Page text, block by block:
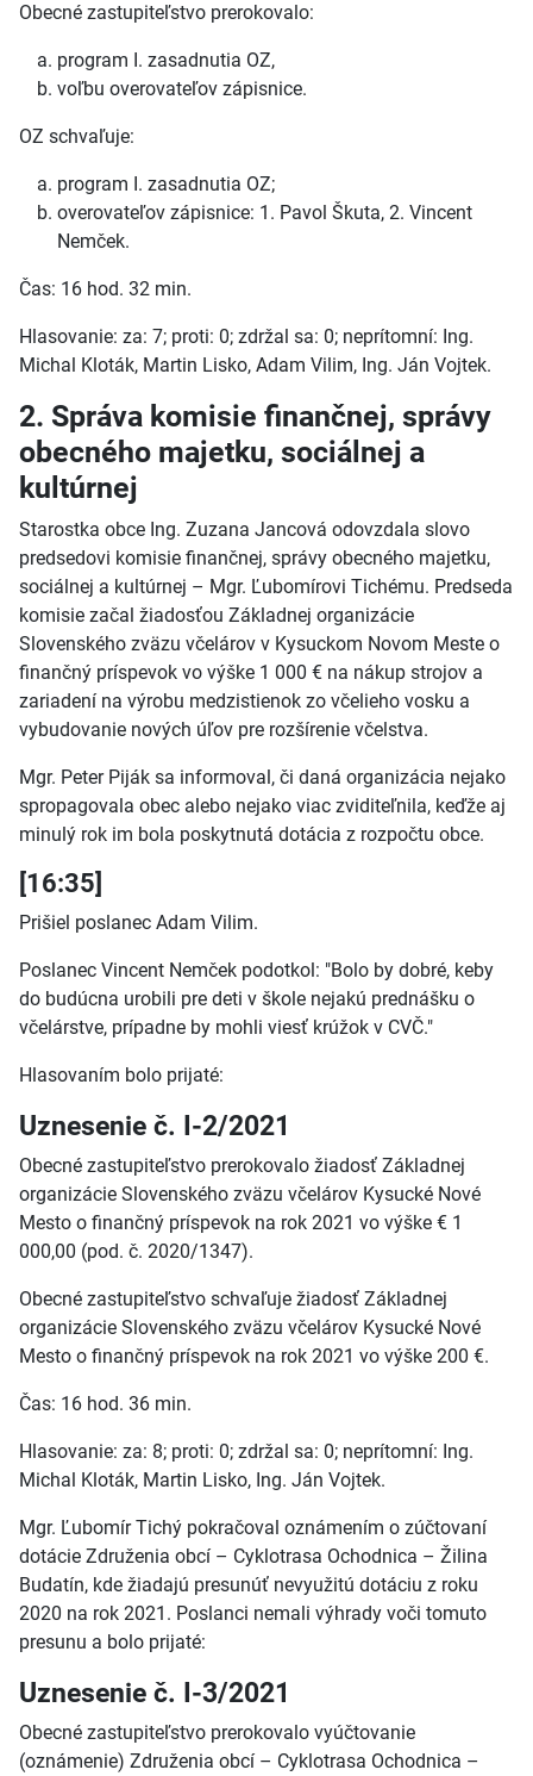
Obecné zastupiteľstvo prerokovalo:
program I. zasadnutia OZ,
voľbu overovateľov zápisnice.
OZ schvaľuje:
program I. zasadnutia OZ;
overovateľov zápisnice: 1. Pavol Škuta, 2. Vincent
Nemček.
Čas: 16 hod. 32 min.
Hlasovanie: za: 7; proti: 0; zdržal sa: 0; neprítomní: Ing.
Michal Kloták, Martin Lisko, Adam Vilim, Ing. Ján Vojtek.
2. Správa komisie finančnej, správy
obecného majetku, sociálnej a
kultúrnej
Starostka obce Ing. Zuzana Jancová odovzdala slovo
predsedovi komisie finančnej, správy obecného majetku,
sociálnej a kultúrnej – Mgr. Ľubomírovi Tichému. Predseda
komisie začal žiadosťou Základnej organizácie
Slovenského zväzu včelárov v Kysuckom Novom Meste o
finančný príspevok vo výške 1 000 € na nákup strojov a
zariadení na výrobu medzistienok zo včelieho vosku a
vybudovanie nových úľov pre rozšírenie včelstva.
Mgr. Peter Piják sa informoval, či daná organizácia nejako
spropagovala obec alebo nejako viac zviditeľnila, keďže aj
minulý rok im bola poskytnutá dotácia z rozpočtu obce.
[16:35]
Prišiel poslanec Adam Vilim.
Poslanec Vincent Nemček podotkol: "Bolo by dobré, keby
do budúcna urobili pre deti v škole nejakú prednášku o
včelárstve, prípadne by mohli viesť krúžok v CVČ."
Hlasovaním bolo prijaté:
Uznesenie č. I-2/2021
Obecné zastupiteľstvo prerokovalo žiadosť Základnej
organizácie Slovenského zväzu včelárov Kysucké Nové
Mesto o finančný príspevok na rok 2021 vo výške € 1
000,00 (pod. č. 2020/1347).
Obecné zastupiteľstvo schvaľuje žiadosť Základnej
organizácie Slovenského zväzu včelárov Kysucké Nové
Mesto o finančný príspevok na rok 2021 vo výške 200 €.
Čas: 16 hod. 36 min.
Hlasovanie: za: 8; proti: 0; zdržal sa: 0; neprítomní: Ing.
Michal Kloták, Martin Lisko, Ing. Ján Vojtek.
Mgr. Ľubomír Tichý pokračoval oznámením o zúčtovaní
dotácie Združenia obcí – Cyklotrasa Ochodnica – Žilina
Budatín, kde žiadajú presunúť nevyužitú dotáciu z roku
2020 na rok 2021. Poslanci nemali výhrady voči tomuto
presunu a bolo prijaté:
Uznesenie č. I-3/2021
Obecné zastupiteľstvo prerokovalo vyúčtovanie
(oznámenie) Združenia obcí – Cyklotrasa Ochodnica –